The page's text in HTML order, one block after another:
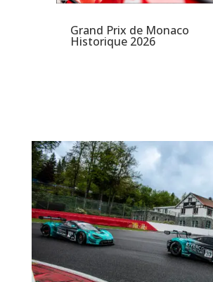
Grand Prix de Monaco
Historique 2026